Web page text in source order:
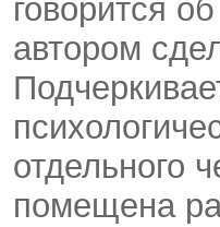
говорится
автором
отдельного
помещена